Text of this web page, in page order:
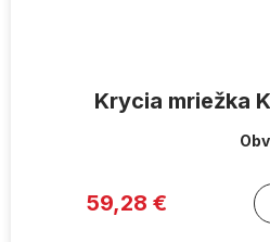
Krycia mriežka
59,28 €